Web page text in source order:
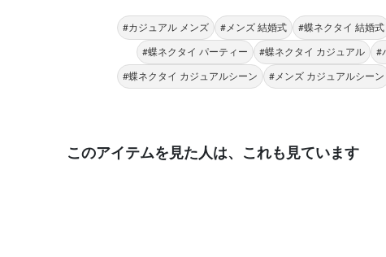
#カジュアル メンズ #メンズ 結婚式 #蝶ネクタイ 結婚式
#蝶ネクタイ パーティー #蝶ネクタイ カジュアル #
#蝶ネクタイ カジュアルシーン #メンズ カジュアルシーン
このアイテムを見た人は、これも見ています